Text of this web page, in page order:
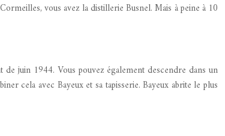
vous avez la distillerie Busnel. Mais à peine à 10
de juin 1944. Vous pouvez également descendre dans un
cela avec Bayeux et sa tapisserie. Bayeux abrite le plus